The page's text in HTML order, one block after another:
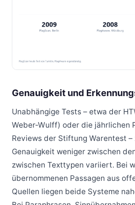
Genauigkeit und
Unabhängige Tests – etwa der
Weber-Wulff) oder die jährlichen
Reviews der Stiftung Warentest –
Genauigkeit weniger zwischen
zwischen Texttypen variiert. Bei
übernommenen Passagen aus
Quellen liegen beide Systeme